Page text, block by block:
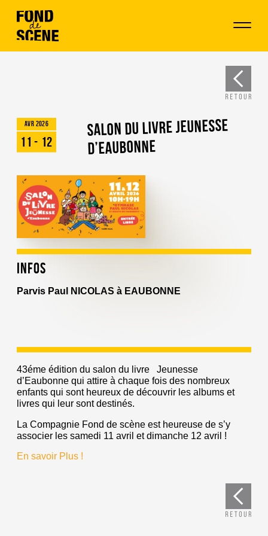
Avr 2026
11 - 12
Salon du livre jeunesse
d’Eaubonne
Infos
Parvis Paul NICOLAS à EAUBONNE
43éme édition du salon du livre Jeunesse
d’Eaubonne qui attire à chaque fois des nombreux
enfants qui sont heureux de découvrir les albums et
livres qui leur sont destinés.
La Compagnie Fond de scène est heureuse de s’y
associer les samedi 11 avril et dimanche 12 avril !
En savoir Plus !